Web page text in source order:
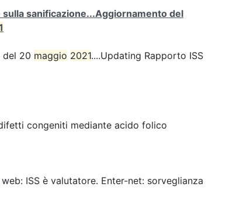
sanificazione...Aggiornamento del
del 20 maggio 2021....Updating Rapporto ISS
congeniti mediante acido folico
ISS è valutatore. Enter-net: sorveglianza